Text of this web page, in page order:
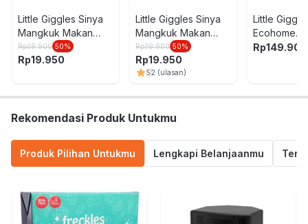
Little Giggles Sinya
Mangkuk Makan
Anak Dengan
Suction Base -
Rp39.900 50%
Rp19.950
Little Giggles Sinya
Mangkuk Makan
Anak Dengan
Suction Base - Biru
Rp39.900 50%
Rp19.950
52 (ulasan)
Little
Ecohome
Rp149.900
Rekomendasi Produk Untukmu
Produk Pilihan Untukmu Lengkapi Belanjaanmu